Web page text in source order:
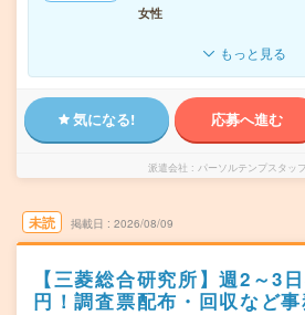
女性
もっと見る
気になる! 応募へ進む
派遣会社 パーソルテンプスタッ
未読 掲載日 2026/08/09
【三菱総合研究所】週2～3
円！調査票配布・回収など事